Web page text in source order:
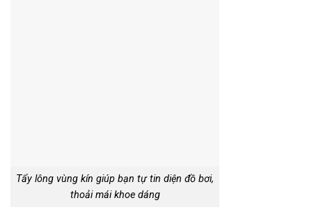
Tẩy lông vùng kín giúp bạn tự tin diện đồ bơi,
thoải mái khoe dáng